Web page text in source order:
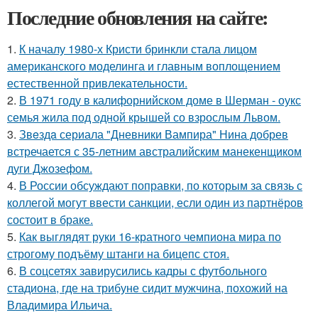
Последние обновления на сайте:
1. К началу 1980-х Кристи бринкли стала лицом
американского моделинга и главным воплощением
естественной привлекательности.
2. В 1971 году в калифорнийском доме в Шерман - оукс
семья жила под одной крышей со взрослым Львом.
3. Звeздa сериала "Дневники Вампира" Нина добрев
встречается с 35-летним австралийским манекенщиком
дуги Джозефом.
4. В России обсуждают поправки, по которым за связь с
коллегой могут ввести санкции, если один из партнёров
состоит в браке.
5. Как выглядят руки 16-кратного чемпиона мира по
строгому подъёму штанги на бицепс стоя.
6. В соцсетях завирусились кадры с футбольного
стадиона, где на трибуне сидит мужчина, похожий на
Владимира Ильича.